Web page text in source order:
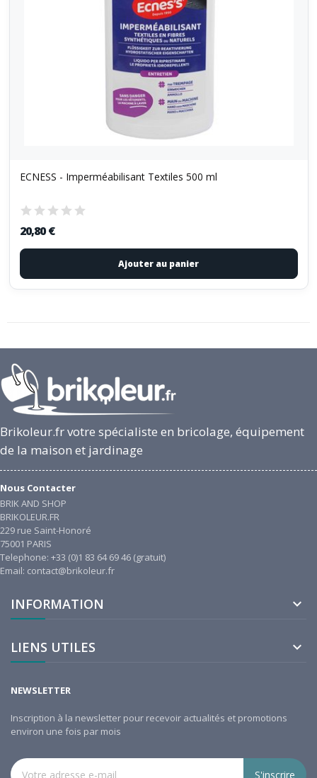
ECNESS - Imperméabilisant Textiles 500 ml
20,80 €
Ajouter au panier
Brikoleur.fr votre spécialiste en bricolage, équipement
de la maison et jardinage
Nous Contacter
BRIK AND SHOP
BRIKOLEUR.FR
229 rue Saint-Honoré
75001 PARIS
Telephone: +33 (0)1 83 64 69 46 (gratuit)
Email: contact@brikoleur.fr
INFORMATION 
LIENS UTILES 
NEWSLETTER
Inscription à la newsletter pour recevoir actualités et promotions
environ une fois par mois
S'inscrire